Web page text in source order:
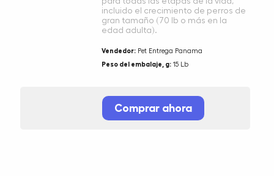
incluido el crecimiento de perros de
gran tamaño (70 lb o más en la
edad adulta).
Vendedor: Pet Entrega Panama
Peso del embalaje, g: 15 Lb
Comprar ahora